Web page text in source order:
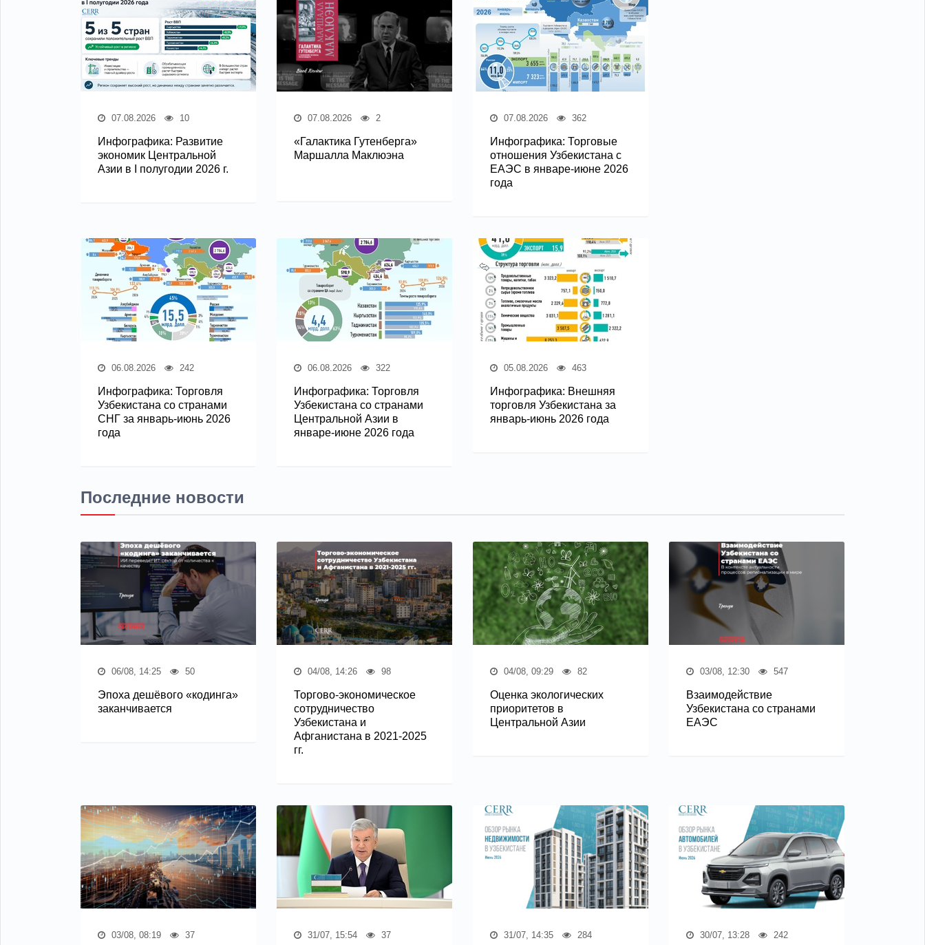
07.08.2026 10
Инфографика: Развитие
экономик Центральной
Азии в I полугодии 2026 г.
07.08.2026 2
«Галактика Гутенберга»
Маршалла Маклюэна
07.08.2026 362
Инфографика: Торговые
отношения Узбекистана с
ЕАЭС в январе-июне 2026
года
06.08.2026 242
Инфографика: Торговля
Узбекистана со странами
СНГ за январь-июнь 2026
года
06.08.2026 322
Инфографика: Торговля
Узбекистана со странами
Центральной Азии в
январе-июне 2026 года
05.08.2026 463
Инфографика: Внешняя
торговля Узбекистана за
январь-июнь 2026 года
Последние новости
06/08, 14:25 50
Эпоха дешёвого «кодинга»
заканчивается
04/08, 14:26 98
Торгово-экономическое
сотрудничество
Узбекистана и
Афганистана в 2021-2025
гг.
04/08, 09:29 82
Оценка экологических
приоритетов в
Центральной Азии
03/08, 12:30 547
Взаимодействие
Узбекистана со странами
ЕАЭС
03/08, 08:19 37 31/07, 15:54 37 31/07, 14:35 284 30/07, 13:28 242